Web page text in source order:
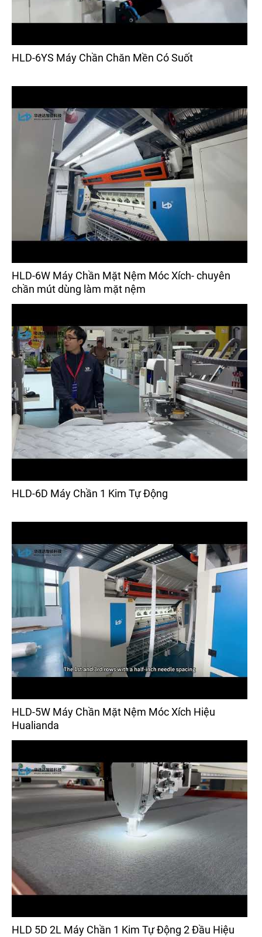
HLD-6YS Máy Chần Chăn Mền Có Suốt
HLD-6W Máy Chần Mặt Nệm Móc Xích- chuyên
chần mút dùng làm mặt nệm
HLD-6D Máy Chần 1 Kim Tự Động
HLD-5W Máy Chần Mặt Nệm Móc Xích Hiệu
Hualianda
HLD 5D 2L Máy Chần 1 Kim Tự Động 2 Đầu Hiệu